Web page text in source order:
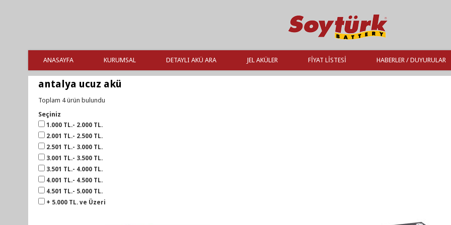
ANASAYFA KURUMSAL DETAYLI AKÜ ARA JEL AKÜLER FIYAT LISTESI HABERLER / DUYURULAR
antalya ucuz akü
Toplam 4 ürün bulundu
Seçiniz
1.000 TL.- 2.000 TL.
2.001 TL.- 2.500 TL.
2.501 TL.- 3.000 TL.
3.001 TL.- 3.500 TL.
3.501 TL.- 4.000 TL.
4.001 TL.- 4.500 TL.
4.501 TL.- 5.000 TL.
+ 5.000 TL. ve Üzeri